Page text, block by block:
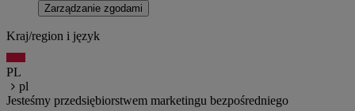
Zarządzanie zgodami
Kraj/region i język
PL
pl
Jesteśmy przedsiębiorstwem marketingu bezpośredniego